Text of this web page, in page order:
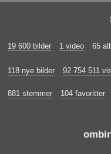
19 600 bilder 1 video 65
118 nye bilder 92 754 511
881 stemmer 104 favoritter